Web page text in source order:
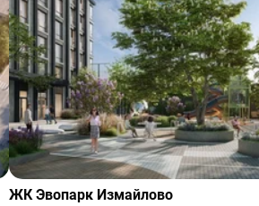
ЖК Эвопарк Измайлово